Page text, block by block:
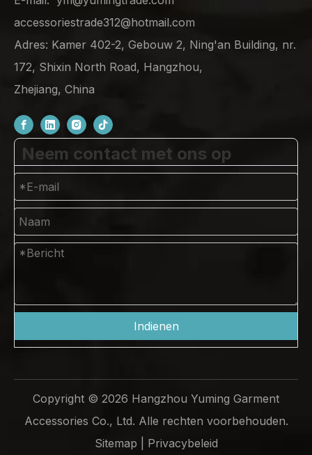
accessoriestrade312@hotmail.com
Adres: Kamer 402-2, Gebouw 2, Ning'an Building, nr.
172, Shixin North Road, Hangzhou,
Zhejiang, China
Neem contact met ons op
Indienen
Copyright © 2026 Hangzhou Yuming Garment
Accessories Co., Ltd. Alle rechten voorbehouden.
Sitemap
Privacybeleid